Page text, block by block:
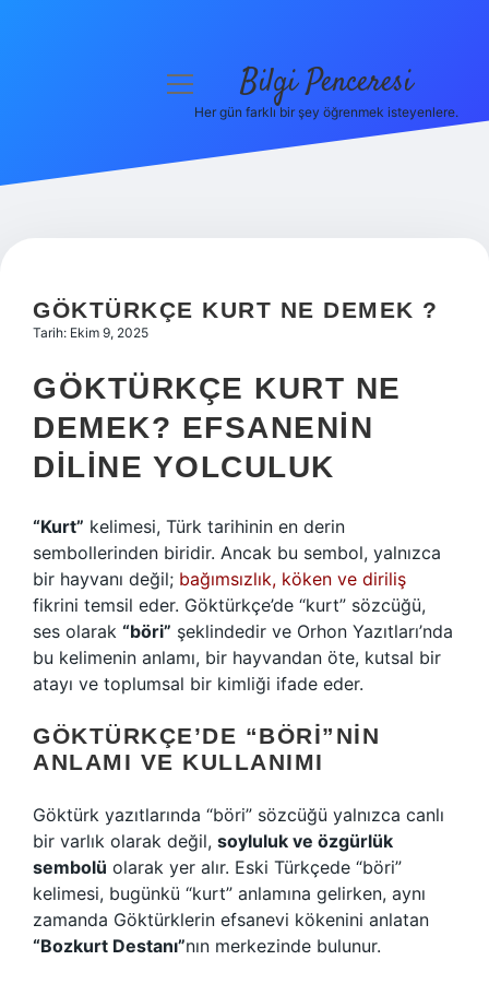
Hakkımızda
menüyü
Bilgi Penceresi
Her gün farklı bir şey öğrenmek isteyenlere.
GÖKTÜRKÇE KURT NE DEMEK ?
Tarih: Ekim 9, 2025
GÖKTÜRKÇE KURT NE
DEMEK? EFSANENIN
DILINE YOLCULUK
“Kurt” kelimesi, Türk tarihinin en derin
sembollerinden biridir. Ancak bu sembol, yalnızca
bir hayvanı değil; bağımsızlık, köken ve diriliş
fikrini temsil eder. Göktürkçe’de “kurt” sözcüğü,
ses olarak “böri” şeklindedir ve Orhon Yazıtları’nda
bu kelimenin anlamı, bir hayvandan öte, kutsal bir
atayı ve toplumsal bir kimliği ifade eder.
GÖKTÜRKÇE’DE “BÖRI”NIN
ANLAMI VE KULLANIMI
Göktürk yazıtlarında “böri” sözcüğü yalnızca canlı
bir varlık olarak değil, soyluluk ve özgürlük
sembolü olarak yer alır. Eski Türkçede “böri”
kelimesi, bugünkü “kurt” anlamına gelirken, aynı
zamanda Göktürklerin efsanevi kökenini anlatan
“Bozkurt Destanı”nın merkezinde bulunur.